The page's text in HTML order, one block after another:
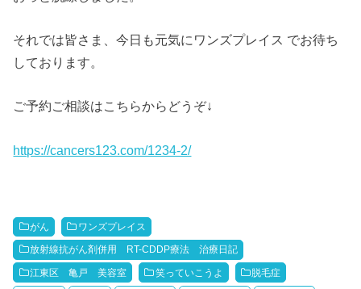
それでは皆さま、今日も元気にワンズプレイス でお待ち
しております。
ご予約ご相談はこちらからどうぞ↓
https://cancers123.com/1234-2/
がん ワンズプレイス
放射線抗がん剤併用 RT-CDDP療法 治療日記
江東区 亀戸 美容室 笑っていこうよ 脱毛症